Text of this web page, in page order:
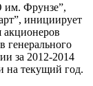
Фрунзе”,
инициирует
акционеров
генерального
за 2012-2014
на текущий год.